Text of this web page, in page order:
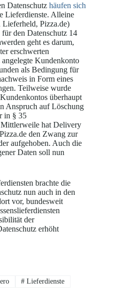
Datenschutz häufen sich
Lieferdienste. Alleine
Pizza.de)
den Datenschutz 14
geht es darum,
erschwerten
Kundenkonto
als Bedingung für
in Form eines
Teilweise wurde
überhaupt
Anspruch auf Löschung
in § 35
Mittlerweile hat Delivery
den Zwang zur
aufgehoben. Auch die
Daten soll nun
brachte die
nun auch in den
vor, bundesweit
der
erhöht
# Lieferdienste